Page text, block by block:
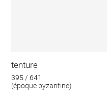
tenture
395 / 641
(époque byzantine)